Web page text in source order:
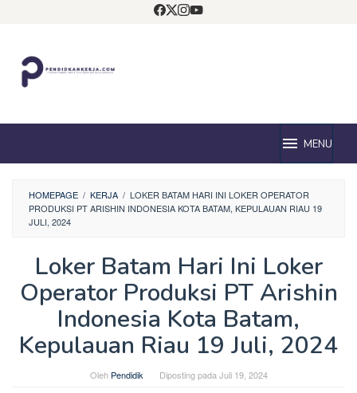
MENU
HOMEPAGE / KERJA / LOKER BATAM HARI INI LOKER OPERATOR
PRODUKSI PT ARISHIN INDONESIA KOTA BATAM, KEPULAUAN RIAU 19
JULI, 2024
Loker Batam Hari Ini Loker
Operator Produksi PT Arishin
Indonesia Kota Batam,
Kepulauan Riau 19 Juli, 2024
Oleh Pendidik Diposting pada Juli 19, 2024